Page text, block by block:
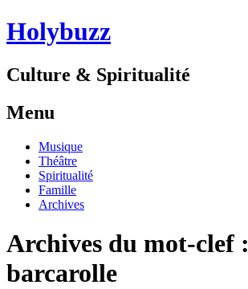
Holybuzz
Culture & Spiritualité
Menu
Aller
contenu
Musique
Théâtre
Spiritualité
Famille
Archives
Archives du mot-clef :
barcarolle